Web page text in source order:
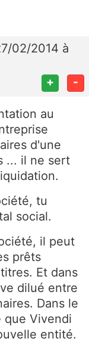
02/2014 à
+ -
au
d'une
... il ne sert
tu
social.
il peut
prêts
Et dans
dilué entre
Dans le
que Vivendi
entité.